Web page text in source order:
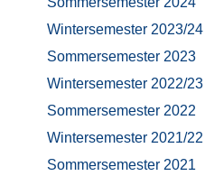
Wintersemester 2023/24
Sommersemester 2023
Wintersemester 2022/23
Sommersemester 2022
Wintersemester 2021/22
Sommersemester 2021